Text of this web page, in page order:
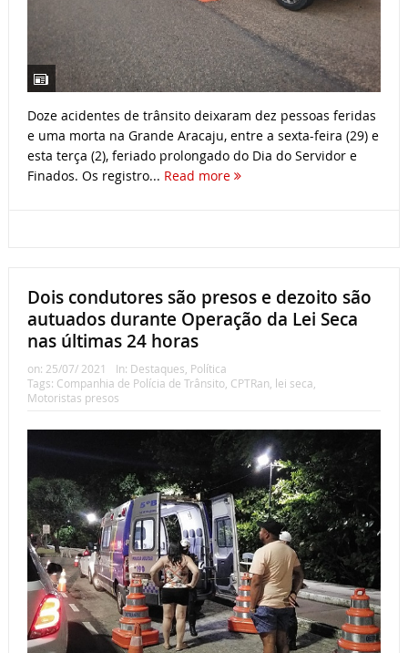
Doze acidentes de trânsito deixaram dez pessoas feridas
e uma morta na Grande Aracaju, entre a sexta-feira (29) e
esta terça (2), feriado prolongado do Dia do Servidor e
Finados. Os registro... Read more
Dois condutores são presos e dezoito são
autuados durante Operação da Lei Seca
nas últimas 24 horas
on: 25/07/ 2021 In: Destaques Política
Tags: Companhia de Polícia de Trânsito, CPTRan lei seca
Motoristas presos